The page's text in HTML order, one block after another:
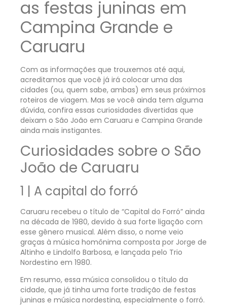
as festas juninas em
Campina Grande e
Caruaru
Com as informações que trouxemos até aqui,
acreditamos que você já irá colocar uma das
cidades (ou, quem sabe, ambas) em seus próximos
roteiros de viagem. Mas se você ainda tem alguma
dúvida, confira essas curiosidades divertidas que
deixam o São João em Caruaru e Campina Grande
ainda mais instigantes.
Curiosidades sobre o São
João de Caruaru
1 | A capital do forró
Caruaru recebeu o título de “Capital do Forró” ainda
na década de 1980, devido à sua forte ligação com
esse gênero musical. Além disso, o nome veio
graças à música homônima composta por Jorge de
Altinho e Lindolfo Barbosa, e lançada pelo Trio
Nordestino em 1980.
Em resumo, essa música consolidou o título da
cidade, que já tinha uma forte tradição de festas
juninas e música nordestina, especialmente o forró.